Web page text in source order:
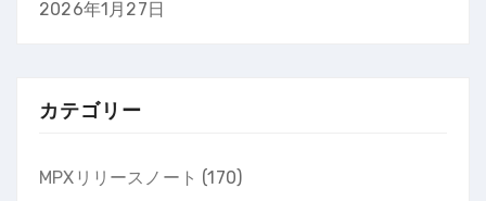
2026年1月27日
カテゴリー
MPXリリースノート (170)